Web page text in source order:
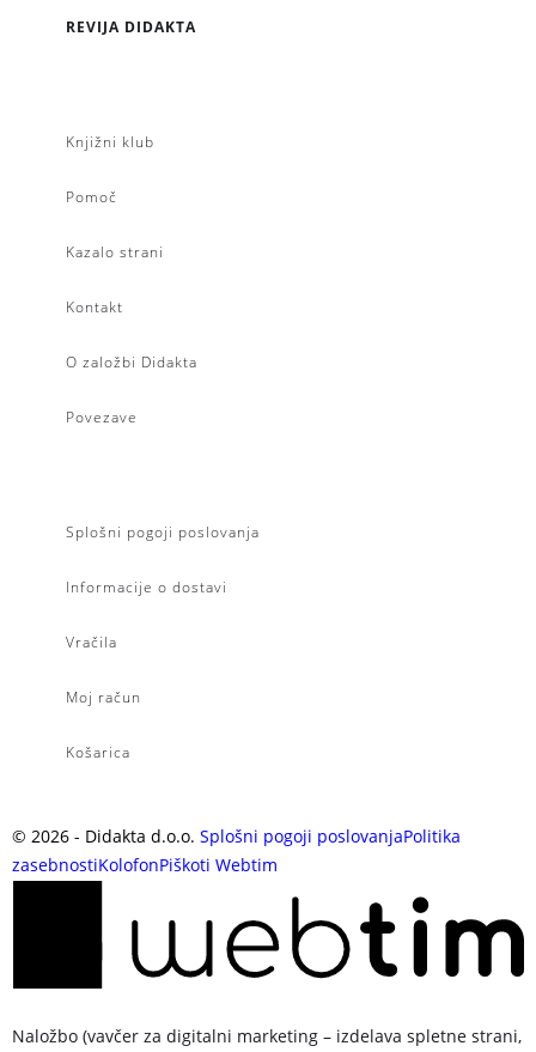
REVIJA DIDAKTA
Knjižni klub
Pomoč
Kazalo strani
Kontakt
O založbi Didakta
Povezave
Splošni pogoji poslovanja
Informacije o dostavi
Vračila
Moj račun
Košarica
© 2026 - Didakta d.o.o. Splošni pogoji poslovanjaPolitika
zasebnostiKolofonPiškoti Webtim
Naložbo (vavčer za digitalni marketing – izdelava spletne strani,